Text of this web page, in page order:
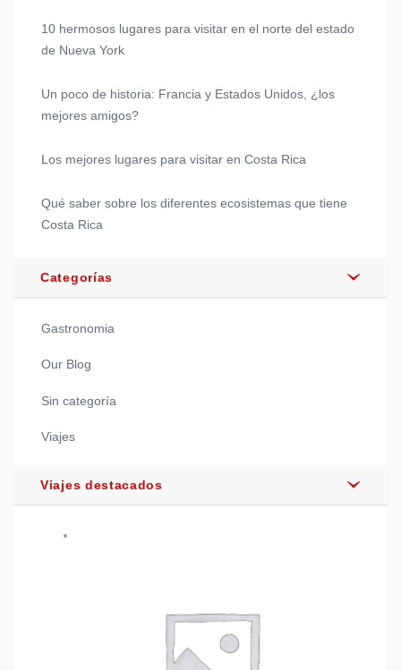
10 hermosos lugares para visitar en el norte del estado
de Nueva York
Un poco de historia: Francia y Estados Unidos, ¿los
mejores amigos?
Los mejores lugares para visitar en Costa Rica
Qué saber sobre los diferentes ecosistemas que tiene
Costa Rica
Categorías
Gastronomia
Our Blog
Sin categoría
Viajes
Viajes destacados